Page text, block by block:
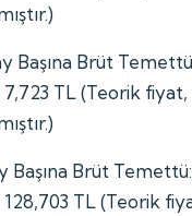
Başına Brüt
TL (Teorik fiyat,
Başına Brüt
TL (Teorik